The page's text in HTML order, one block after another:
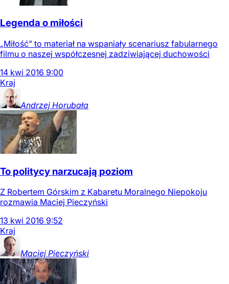
Legenda o miłości
„Miłość” to materiał na wspaniały scenariusz fabularnego
filmu o naszej współczesnej zadziwiającej duchowości
14 kwi 2016 9:00
Kraj
Andrzej Horubała
To politycy narzucają poziom
Z Robertem Górskim z Kabaretu Moralnego Niepokoju
rozmawia Maciej Pieczyński
13 kwi 2016 9:52
Kraj
Maciej Pieczyński